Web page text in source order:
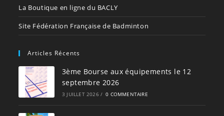
La Boutique en ligne du BACLY
Site Fédération Française de Badminton
Articles Récents
3ème Bourse aux équipements le 12
septembre 2026
3 JUILLET 2026 / 0 COMMENTAIRE